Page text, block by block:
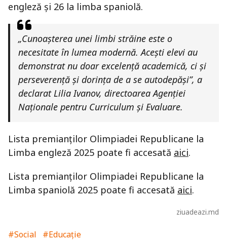
engleză și 26 la limba spaniolă.
„Cunoașterea unei limbi străine este o
necesitate în lumea modernă. Acești elevi au
demonstrat nu doar excelență academică, ci și
perseverență și dorința de a se autodepăși”, a
declarat Lilia Ivanov, directoarea Agenției
Naționale pentru Curriculum și Evaluare.
Lista premianților Olimpiadei Republicane la
Limba engleză 2025 poate fi accesată aici.
Lista premianților Olimpiadei Republicane la
Limba spaniolă 2025 poate fi accesată aici.
ziuadeazi.md
#Social
#Educație